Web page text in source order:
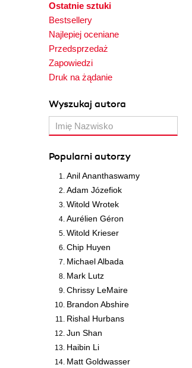
Ostatnie sztuki
Bestsellery
Najlepiej oceniane
Przedsprzedaż
Zapowiedzi
Druk na żądanie
Wyszukaj autora
Popularni autorzy
Anil Ananthaswamy
Adam Józefiok
Witold Wrotek
Aurélien Géron
Witold Krieser
Chip Huyen
Michael Albada
Mark Lutz
Chrissy LeMaire
Brandon Abshire
Rishal Hurbans
Jun Shan
Haibin Li
Matt Goldwasser